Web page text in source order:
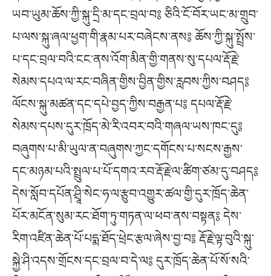
ཡབ་ཡུམ་ཆོས་ཀྱི་སྐུ་དྲི་མ་དང་བྲལ་བ༔ ཅིའི་ངོ་བོར་ཡང་མ་གྲུབ་
པ་ལས་སྐུ་ཞལ་ཕྱག་གི་རྣམ་པར་བཞེངས་ནས༔ ཆོས་ཀྱི་སྐུ་སྤྲོས་
པ་དང་བྲལ་བའི་ངང་ནས་འོག་མིན་གྱི་གནས་སུ་དཔལ་རྡོ་རྗེ་
སེམས་དཔའ་ལ་རང་བཞིན་གྱིས་བྱིན་གྱིས་རླབས་ཀྱིས་བཤད༔
ལོངས་སྐུ་མཚན་དང་དཔེ་བྱད་ཀྱིས་བརྒྱན་པ༔ དཔལ་རྡོ་རྗེ་
སེམས་དཔས་དུར་ཁྲོད་མེ་རི་འབར་བའི་གཞལ་ཡས་ཁང་དུ༔
བཞུགས་པ་མི་ཡུལ་ན་བཞུགས་ཀྱང་དགོངས་པ་སངས་རྒྱས་
དང་མཉམ་པའི་སྤྲུལ་པ་པོ་དགའ་རབ་རྡོ་རྗེ་ལ་ཚིག་ཙམ་དུ་བཤད༔
དེས་སློབ་དཔོན་ཤྲཱི་སེང་ཧ་ལ་རྩུབ་འགྱུར་ཚལ་གྱི་དུར་ཁྲོད་ཆེན་
པོར་མངོན་སུམ་རང་ཐོག་ཏུ་གཏན་ལ་ཕབ་ནས་བསྟན༔ དེས་
རིག་འཛིན་ཆེན་པོ་པདྨ་ཐོད་ཕྲེང་རྩལ་ཞེས་བྱ་བ༔ རྡོ་རྗེ་ལྟ་བུའི་སྐུ་
སྐྱེ་ཤི་འདས་གྲོངས་དང་བྲལ་བ་དེ་ལ༔ དུར་ཁྲོད་ཆེན་པོ་སོ་སའི་